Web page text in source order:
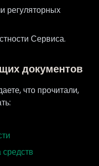
регуляторных
Сервиса.
документов
что прочитали,